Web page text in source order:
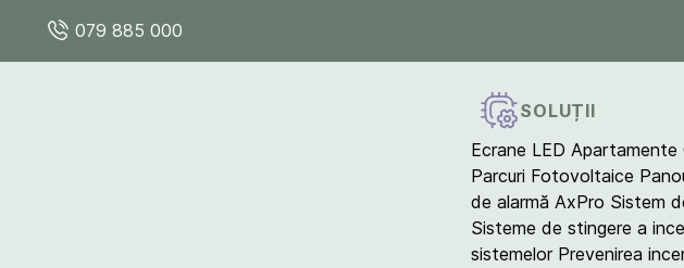
079 885 000
SOLUȚII
Ecrane LED Apartamente
Parcuri Fotovoltaice
de alarmă AxPro Sistem
Sisteme de stingere a
sistemelor Prevenirea